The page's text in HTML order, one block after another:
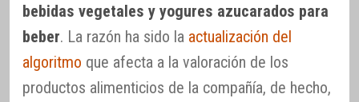
bebidas vegetales y yogures azucarados para
beber. La razón ha sido la actualización del
algoritmo que afecta a la valoración de los
productos alimenticios de la compañía, de hecho,